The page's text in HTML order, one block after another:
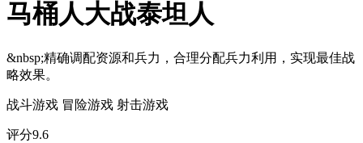
马桶人大战泰坦人
&nbsp;精确调配资源和兵力，合理分配兵力利用，实现最佳战
略效果。
战斗游戏 冒险游戏 射击游戏
评分9.6